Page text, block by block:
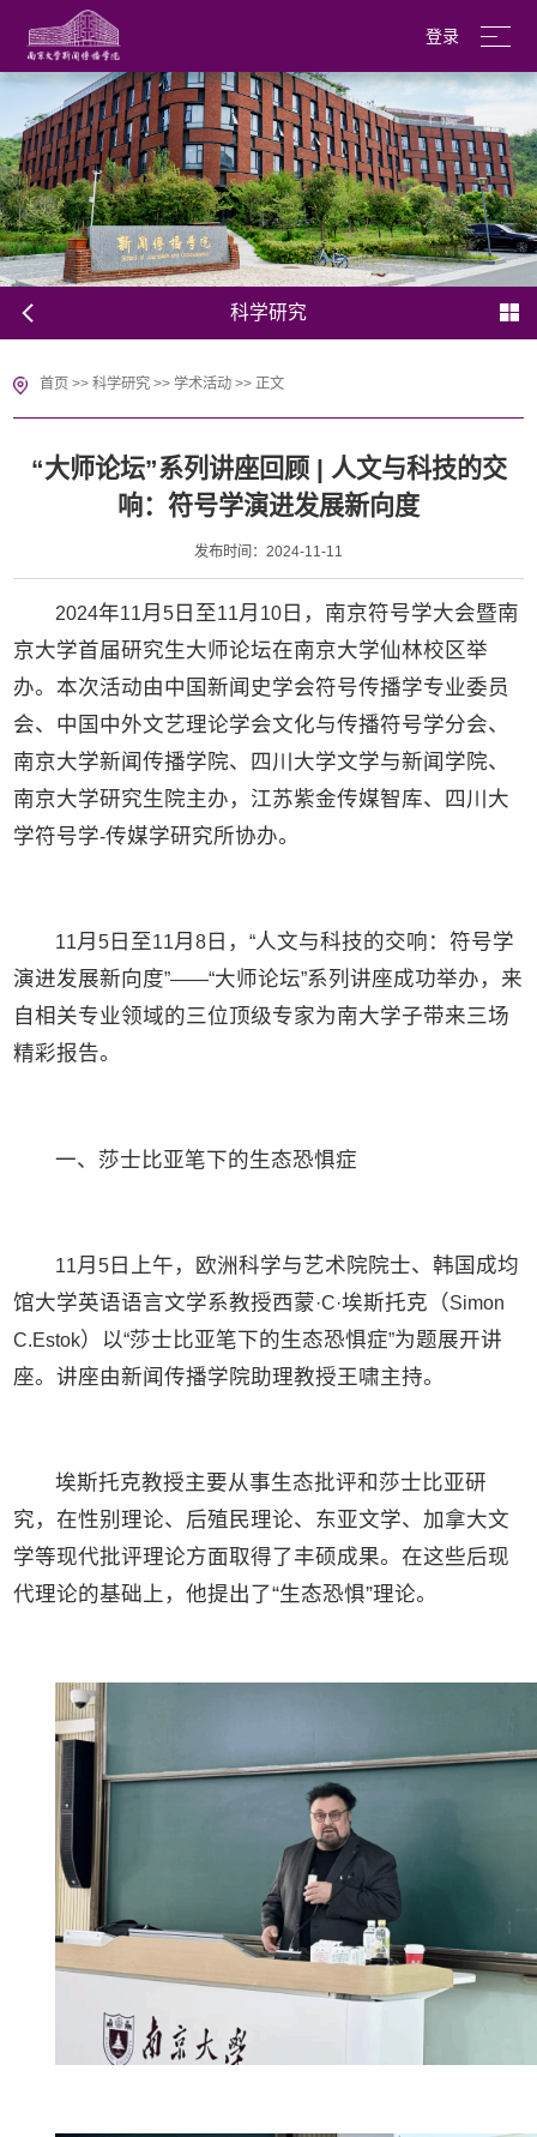
登录
English
科学研究
首页 >>科学研究 >>学术活动 >> 正文
“大师论坛”系列讲座回顾 | 人文与科技的交
响：符号学演进发展新向度
发布时间：2024-11-11
2024年11月5日至11月 10日，南京符号学大会暨南
京大学首届研究生大师论坛在南京大学仙林校区举
办。本次活动由中国新闻史学会符号传播学专业委员
会、中国中外文艺理论学会文化与传播符号学分会、
南京大学新闻传播学院、四川大学文学与新闻学院、
南京大学研究生院主办，江苏紫金传媒智库、四川大
学符号学-传媒学研究所协办。
11月5 日至11月8 日，“人文与科技的交响：符号学
演进发展新向度”——“大师论坛”系列讲座成功举办，来
自相关专业领域的三位顶级专家为南大学子带来三场
精彩报告。
一、莎士比亚笔下的生态恐惧症
11月5 日上午，欧洲科学与艺术院院士、韩国成均
馆大学英语语言文学系教授西蒙 ·C·埃斯托克（Simon
C.Estok）以“莎士比亚笔下的生态恐惧症”为题展开讲
座。讲座由新闻传播学院助理教授王啸主持。
埃斯托克教授主要从事生态批评和莎士比亚研
究，在性别理论、后殖民理论、东亚文学、加拿大文
学等现代批评理论方面取得了丰硕成果。在这些后现
代理论的基础上，他提出了“生态恐惧”理论。